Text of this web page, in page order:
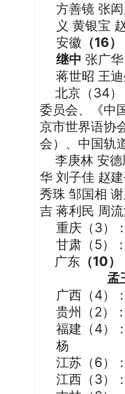
方善镜 张
义 黄银宝
安徽 （16）
继中 张广华
蒋世昭 王
北京 （34
委员会、
《
京市世界语协
会）、中国轨
李庚林 安
华 刘子佳 赵
秀珠 邹国相
吉 蒋利民 周
重庆 （3）
甘肃 （5）
广东 （10）
孟
广西 （4）
贵州 （2）
福建 （4）
杨
江苏 （6）
江西 （3）